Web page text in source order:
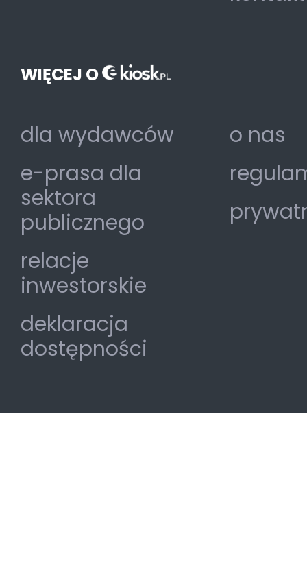
WIĘCEJ O
dla wydawców
e-prasa dla
sektora
publicznego
relacje
inwestorskie
deklaracja
dostępności
o nas